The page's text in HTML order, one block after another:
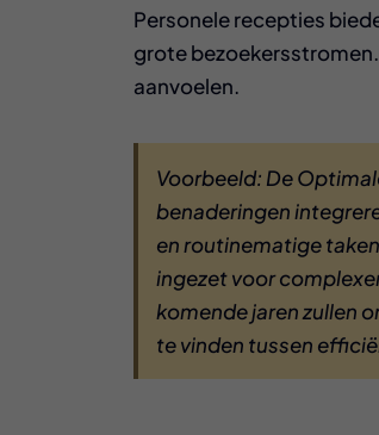
Personele recepties
grote
aanvoelen.
Voorbeeld: De
benaderingen
en routinematige
ingezet voor
komende jaren zullen
te vinden tussen